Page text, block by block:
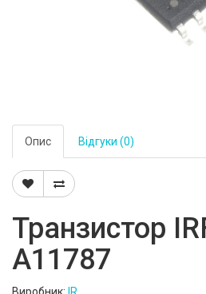
Опис Відгуки (0)
Транзистор
A11787